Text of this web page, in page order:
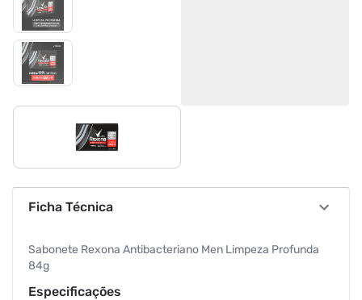
Ficha Técnica
Sabonete Rexona Antibacteriano Men Limpeza Profunda
84g
Especificações